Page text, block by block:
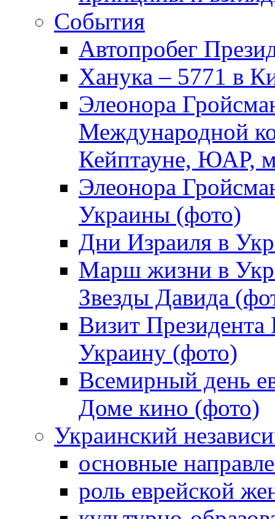
События
Автопробег
Ханука – 5771 в
Элеонора
Международной
Кейптауне, ЮАР,
Элеонора
Украины (фото)
Дни Израиля в
Марш жизни в
Звезды Давида
Визит
Украину (фото)
Всемирный день
Доме кино (фото)
Украинский
основные
роль еврейской